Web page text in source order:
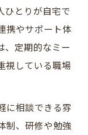
ひとりが自宅で
携やサポート体
、定期的なミー
視している職場
に相談できる雰
制、研修や勉強